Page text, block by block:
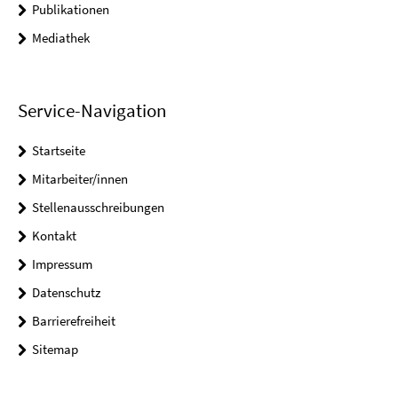
Publikationen
Mediathek
Service-Navigation
Startseite
Mitarbeiter/innen
Stellenausschreibungen
Kontakt
Impressum
Datenschutz
Barrierefreiheit
Sitemap